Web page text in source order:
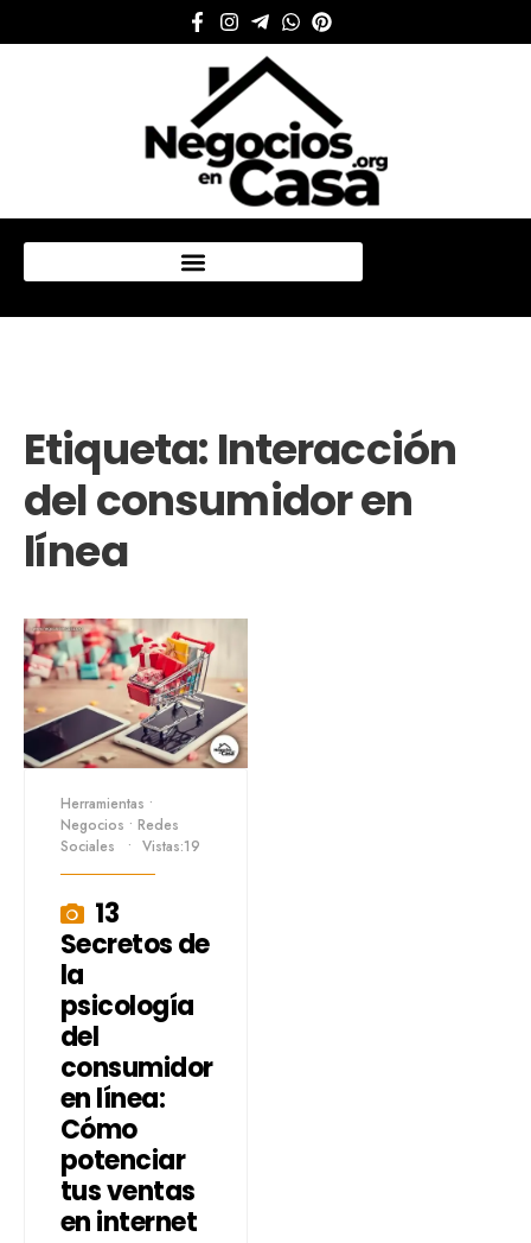
Etiqueta:Interacción
del consumidor en
línea
Herramientas •
Negocios • Redes
Sociales
• Vistas:19
13
Secretos de
la
psicología
del
consumidor
en línea:
Cómo
potenciar
tus ventas
en internet